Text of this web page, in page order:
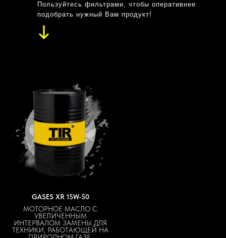
Пользуйтесь фильтрами, чтобы оперативнее
подобрать нужный Вам продукт!
GASES XR 15W-50
МОТОРНОЕ МАСЛО С
УВЕЛИЧЕННЫМ
ИНТЕРВАЛОМ ЗАМЕНЫ ДЛЯ
ТЕХНИКИ, РАБОТАЮЩЕЙ НА